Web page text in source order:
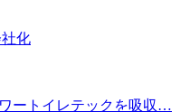
化
ートイレテックを吸収…